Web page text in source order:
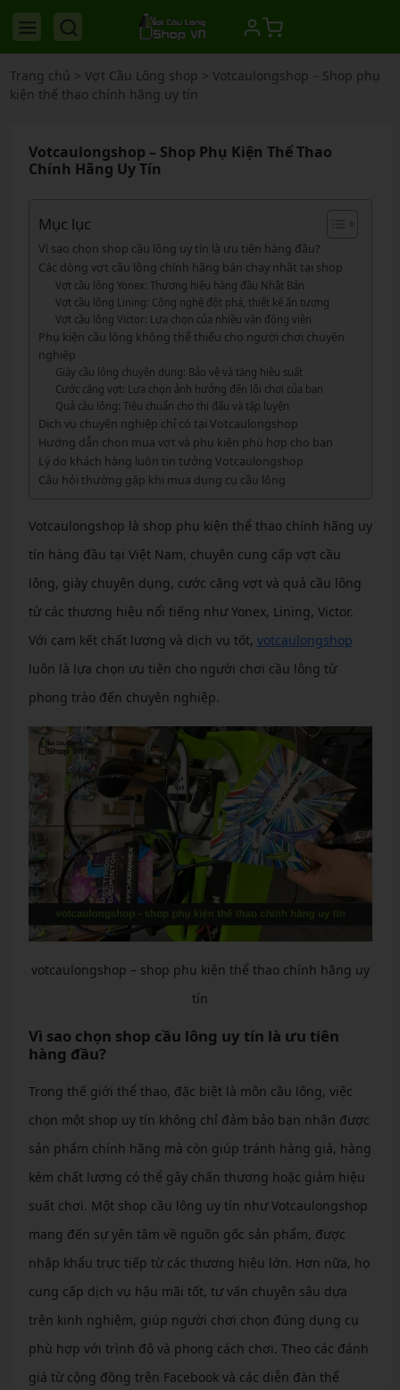
Trang chủ > Vợt Cầu Lông shop > Votcaulongshop – Shop phụ
kiện thể thao chính hãng uy tín
Votcaulongshop – Shop Phụ Kiện Thể Thao
Chính Hãng Uy Tín
Mục lục
Vì sao chọn shop cầu lông uy tín là ưu tiên hàng đầu?
Các dòng vợt cầu lông chính hãng bán chạy nhất tại shop
Vợt cầu lông Yonex: Thương hiệu hàng đầu Nhật Bản
Vợt cầu lông Lining: Công nghệ đột phá, thiết kế ấn tượng
Vợt cầu lông Victor: Lựa chọn của nhiều vận động viên
Phụ kiện cầu lông không thể thiếu cho người chơi chuyên
nghiệp
Giày cầu lông chuyên dụng: Bảo vệ và tăng hiệu suất
Cước căng vợt: Lựa chọn ảnh hưởng đến lối chơi của bạn
Quả cầu lông: Tiêu chuẩn cho thi đấu và tập luyện
Dịch vụ chuyên nghiệp chỉ có tại Votcaulongshop
Hướng dẫn chọn mua vợt và phụ kiện phù hợp cho bạn
Lý do khách hàng luôn tin tưởng Votcaulongshop
Câu hỏi thường gặp khi mua dụng cụ cầu lông
Votcaulongshop là shop phụ kiện thể thao chính hãng uy
tín hàng đầu tại Việt Nam, chuyên cung cấp vợt cầu
lông, giày chuyên dụng, cước căng vợt và quả cầu lông
từ các thương hiệu nổi tiếng như Yonex, Lining, Victor.
Với cam kết chất lượng và dịch vụ tốt, votcaulongshop
luôn là lựa chọn ưu tiên cho người chơi cầu lông từ
phong trào đến chuyên nghiệp.
votcaulongshop – shop phụ kiện thể thao chính hãng uy
tín
Vì sao chọn shop cầu lông uy tín là ưu tiên
hàng đầu?
Trong thế giới thể thao, đặc biệt là môn cầu lông, việc
chọn một shop uy tín không chỉ đảm bảo bạn nhận được
sản phẩm chính hãng mà còn giúp tránh hàng giả, hàng
kém chất lượng có thể gây chấn thương hoặc giảm hiệu
suất chơi. Một shop cầu lông uy tín như Votcaulongshop
mang đến sự yên tâm về nguồn gốc sản phẩm, được
nhập khẩu trực tiếp từ các thương hiệu lớn. Hơn nữa, họ
cung cấp dịch vụ hậu mãi tốt, tư vấn chuyên sâu dựa
trên kinh nghiệm, giúp người chơi chọn đúng dụng cụ
phù hợp với trình độ và phong cách chơi. Theo các đánh
giá từ cộng đồng trên Facebook và các diễn đàn thể